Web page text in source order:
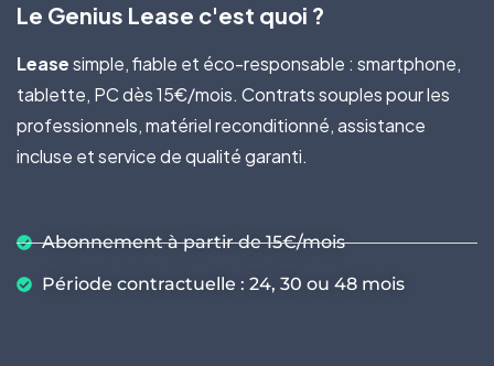
Le Genius Lease c'est quoi ?
Leasesimple, fiable et éco-responsable : smartphone,
tablette, PC dès 15€/mois. Contrats souples pour les
professionnels, matériel reconditionné, assistance
incluse et service de qualité garanti.
Abonnement à partir de 15€/mois
Période contractuelle : 24, 30 ou 48 mois